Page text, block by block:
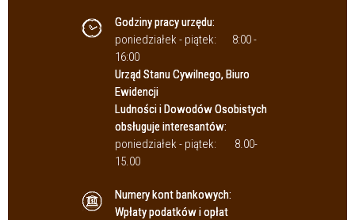
Godziny pracy urzędu:
poniedziałek - piątek:
8:00 -
16:00
Urząd Stanu Cywilnego, Biuro
Ewidencji
Ludności i Dowodów Osobistych
obsługuje interesantów:
poniedziałek - piątek:
8.00-
15.00
Numery kont bankowych:
Wpłaty podatków i opłat